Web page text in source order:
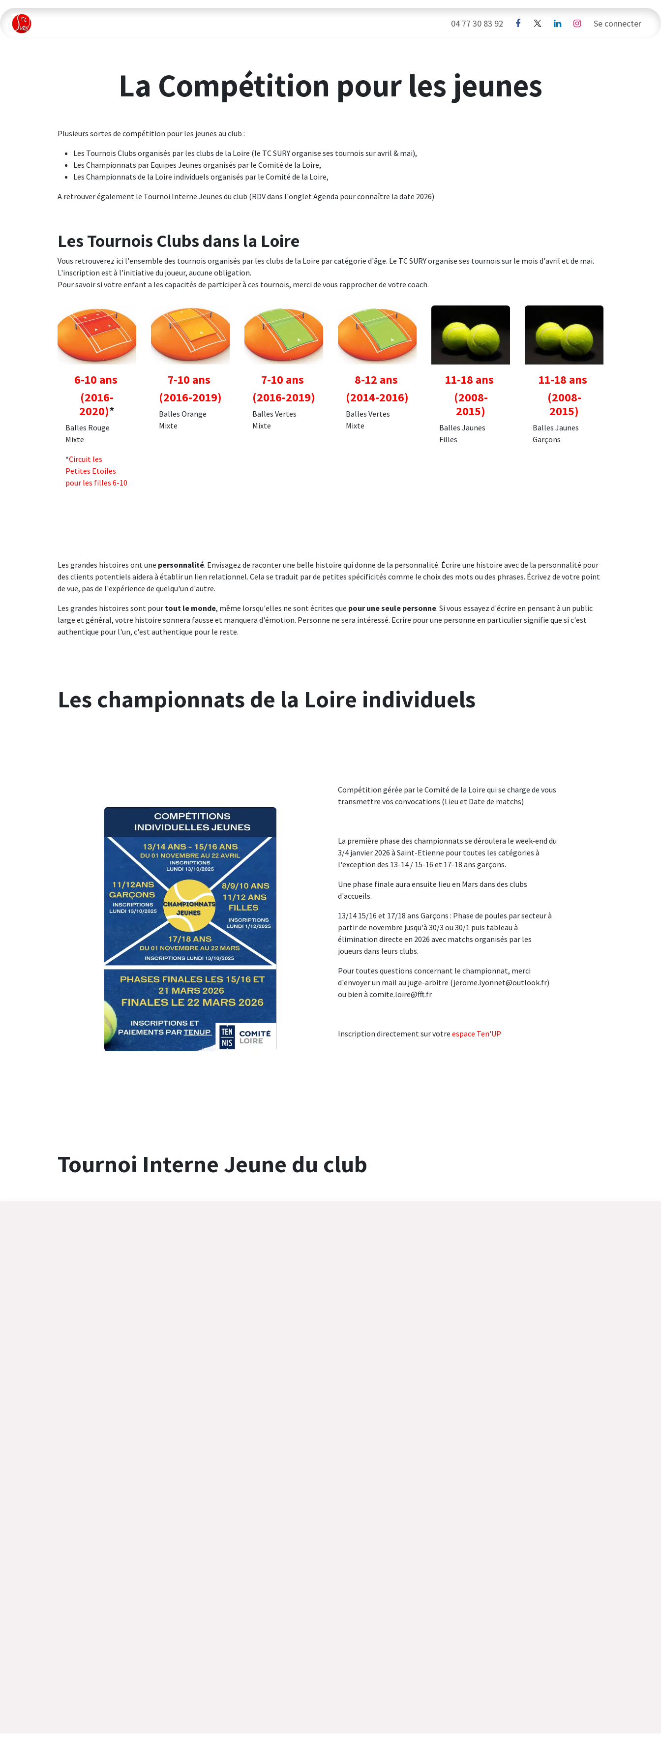
Se rendre au contenu
Sponsors Boutique Contacts
04 77 30 83 92 Se connecter
La Compétition pour les jeunes
Plusieurs sortes de compétition pour les jeunes au club :
Les Tournois Clubs organisés par les clubs de la Loire (le TC SURY organise ses tournois sur avril & mai),
Les Championnats par Equipes Jeunes organisés par le Comité de la Loire,
Les Championnats de la Loire individuels organisés par le Comité de la Loire,
A retrouver également le Tournoi Interne Jeunes du club (RDV dans l'onglet Agenda pour connaître la date 2026)
Les Tournois Clubs dans la Loire
Vous retrouverez ici l'ensemble des tournois organisés par les clubs de la Loire par catégorie d'âge. Le TC SURY organise ses tournois sur le mois d'avril et de mai.
L'inscription est à l'initiative du joueur, aucune obligation.
Pour savoir si votre enfant a les capacités de participer à ces tournois, merci de vous rapprocher de votre coach.
6-10 ans
(2016-
2020)*
Balles Rouge
Mixte
*Circuit les
Petites Etoiles
pour les filles 6-10
7-10 ans
(2016-2019)
Balles Orange
Mixte
7-10 ans
(2016-2019)
Balles Vertes
Mixte
8-12 ans
(2014-2016)
Balles Vertes
Mixte
11-18 ans
(2008-
2015)
Balles Jaunes
Filles
11-18 ans
(2008-
2015)
Balles Jaunes
Garçons
Les grandes histoires ont une personnalité. Envisagez de raconter une belle histoire qui donne de la personnalité. Écrire une histoire avec de la personnalité pour
des clients potentiels aidera à établir un lien relationnel. Cela se traduit par de petites spécificités comme le choix des mots ou des phrases. Écrivez de votre point
de vue, pas de l'expérience de quelqu'un d'autre.
Les grandes histoires sont pour tout le monde, même lorsqu'elles ne sont écrites que pour une seule personne. Si vous essayez d'écrire en pensant à un public
large et général, votre histoire sonnera fausse et manquera d'émotion. Personne ne sera intéressé. Ecrire pour une personne en particulier signifie que si c'est
authentique pour l'un, c'est authentique pour le reste.
Les championnats de la Loire individuels
Compétition gérée par le Comité de la Loire qui se charge de vous
transmettre vos convocations (Lieu et Date de matchs)
La première phase des championnats se déroulera le week-end du
3/4 janvier 2026 à Saint-Etienne pour toutes les catégories à
l'exception des 13-14 / 15-16 et 17-18 ans garçons.
Une phase finale aura ensuite lieu en Mars dans des clubs
d'accueils.
13/14 15/16 et 17/18 ans Garçons : Phase de poules par secteur à
partir de novembre jusqu'à 30/3 ou 30/1 puis tableau à
élimination directe en 2026 avec matchs organisés par les
joueurs dans leurs clubs.
Pour toutes questions concernant le championnat, merci
d'envoyer un mail au juge-arbitre (jerome.lyonnet@outlook.fr)
ou bien à comite.loire@fft.fr
Inscription directement sur votre espace Ten'UP
Tournoi Interne Jeune du club